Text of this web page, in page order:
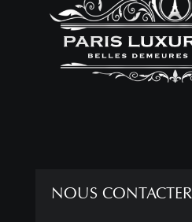
NOUS CONTACTER